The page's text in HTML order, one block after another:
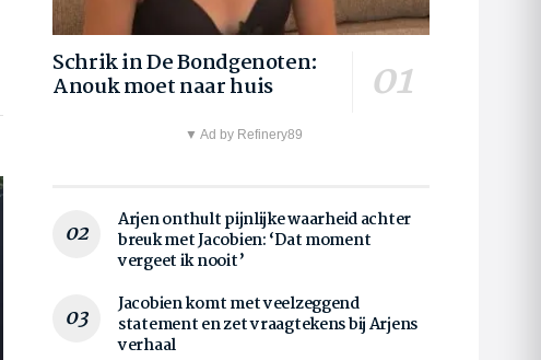
Schrik in De Bondgenoten:
Anouk moet naar huis
▼ Ad by Refinery89
Arjen onthult pijnlijke waarheid achter
breuk met Jacobien: ‘Dat moment
vergeet ik nooit’
Jacobien komt met veelzeggend
statement en zet vraagtekens bij Arjens
verhaal